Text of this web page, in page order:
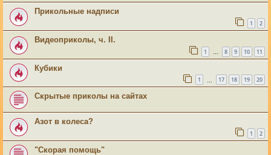
Прикольные надписи
1 2
Видеоприколы, ч. II.
1 … 8 9 10 11
Кубики
1 17 18 19 20
Скрытые приколы на сайтах
Азот в колеса?
1 2
"Скорая помощь"